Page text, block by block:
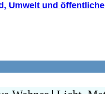
Umwelt und